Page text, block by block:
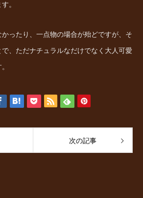
。
ったり、一点物の場合が殆どですが、そ
、ただナチュラルなだけでなく大人可愛
次の記事